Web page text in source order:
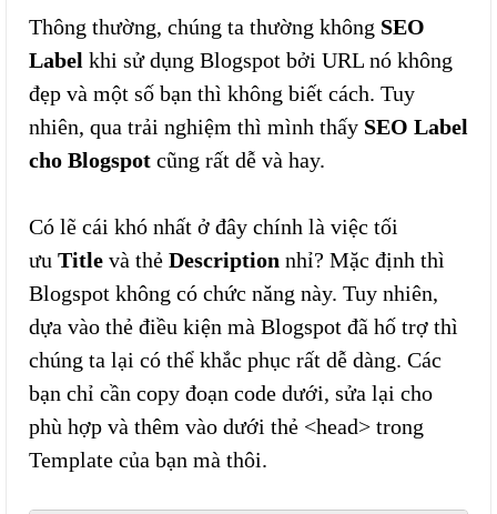
Thông thường, chúng ta thường không SEO
Label khi sử dụng Blogspot bởi URL nó không
đẹp và một số bạn thì không biết cách. Tuy
nhiên, qua trải nghiệm thì mình thấy SEO Label
cho Blogspot cũng rất dễ và hay.
Có lẽ cái khó nhất ở đây chính là việc tối
ưu Title và thẻ Description nhỉ? Mặc định thì
Blogspot không có chức năng này. Tuy nhiên,
dựa vào thẻ điều kiện mà Blogspot đã hố trợ thì
chúng ta lại có thể khắc phục rất dễ dàng. Các
bạn chỉ cần copy đoạn code dưới, sửa lại cho
phù hợp và thêm vào dưới thẻ <head> trong
Template của bạn mà thôi.